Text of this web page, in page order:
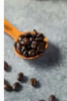
Ärka üles ja
kohe käes selle
retseptiga. Pole
tööpäeva või
meeleolu
Espresso,
tasakaalu mõru
ootate, tõstame
terviseks!